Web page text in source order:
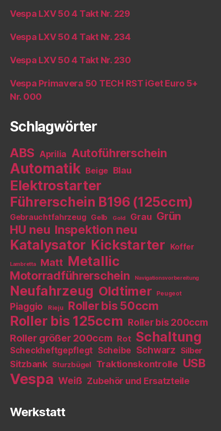
Vespa LXV 50 4 Takt Nr. 229
Vespa LXV 50 4 Takt Nr. 234
Vespa LXV 50 4 Takt Nr. 230
Vespa Primavera 50 TECH RST iGet Euro 5+
Nr. 000
Schlagwörter
ABS Aprilia Autoführerschein
Automatik Beige Blau
Elektrostarter
Führerschein B196 (125ccm)
Gebrauchtfahrzeug Gelb Gold Grau Grün
HU neu Inspektion neu
Katalysator Kickstarter Koffer
Lambretta Matt Metallic
Motorradführerschein Navigationsvorbereitung
Neufahrzeug Oldtimer Peugeot
Piaggio Rieju Roller bis 50ccm
Roller bis 125ccm Roller bis 200ccm
Roller größer 200ccm Rot Schaltung
Scheckheftgepflegt Scheibe Schwarz Silber
Sitzbank Sturzbügel Traktionskontrolle USB
Vespa Weiß Zubehör und Ersatzteile
Werkstatt